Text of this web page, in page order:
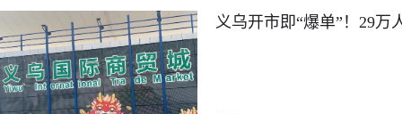
义乌开市即“爆单”！29